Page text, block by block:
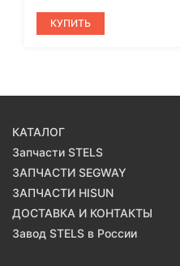
КУПИТЬ
КАТАЛОГ
Запчасти STELS
ЗАПЧАСТИ SEGWAY
ЗАПЧАСТИ HISUN
ДОСТАВКА И КОНТАКТЫ
Завод STELS в России